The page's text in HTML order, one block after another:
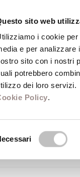
sito web
i cookie
e per
sito con i nostri
potrebbero
dei loro servizi.
Policy.
Poli